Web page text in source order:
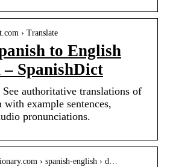
› Translate
to English
SpanishDict
See authoritative translations of
example sentences,
pronunciations.
› spanish-english › d…